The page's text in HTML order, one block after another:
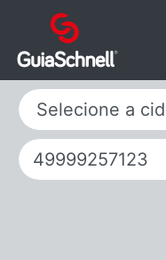
Selecione a cidade